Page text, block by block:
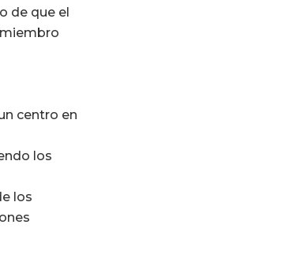
de que el
centro en
los
los